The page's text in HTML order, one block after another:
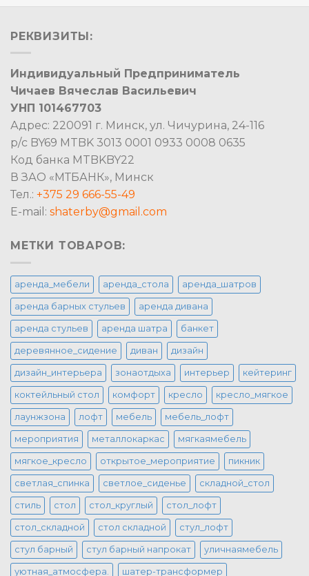
РЕКВИЗИТЫ:
Индивидуальный Предприниматель
Чичаев Вячеслав Васильевич
УНП 101467703
Адрес: 220091 г. Минск, ул. Чичурина, 24-116
р/с BY69 MTBK 3013 0001 0933 0008 0635
Код банка MTBKBY22
В ЗАО «МТБАНК», Минск
Тел.: +375 29 666-55-49
E-mail: shaterby@gmail.com
МЕТКИ ТОВАРОВ:
аренда_мебели аренда_стола аренда_шатров
аренда барных стульев аренда дивана
аренда стульев аренда шатра банкет
деревянное_сидение диван дизайн
дизайн_интерьера зонаотдыха интерьер кейтеринг
коктейльный стол комфорт кресло кресло_мягкое
лаунжзона лофт мебель мебель_лофт
мероприятия металлокаркас мягкаямебель
мягкое_кресло открытое_мероприятие пикник
светлая_спинка светлое_сиденье складной_стол
стиль стол стол_круглый стол_лофт
стол_складной стол складной стул_лофт
стул барный стул барный напрокат уличнаямебель
уютная_атмосфера. шатер-трансформер